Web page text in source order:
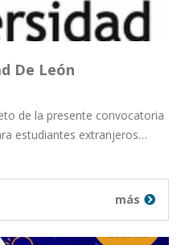
De León
de la presente convocatoria
estudiantes extranjeros…
más